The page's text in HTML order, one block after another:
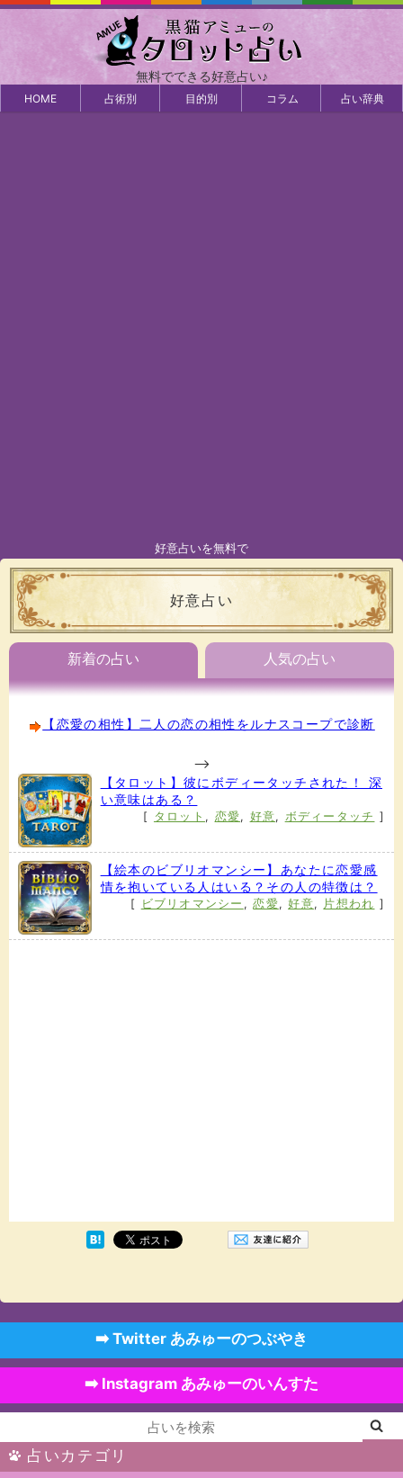
無料でできる好意占い♪
HOME 占術別 目的別 コラム 占い辞典
好意占いを無料で
好意占い
新着の占い 人気の占い
【恋愛の相性】二人の恋の相性をルナスコープで診断
-->
【タロット】彼にボディータッチされた！ 深
い意味はある？
[ タロット , 恋愛, 好意, ボディータッチ ]
【絵本のビブリオマンシー】あなたに恋愛感
情を抱いている人はいる？その人の特徴は？
[ ビブリオマンシー ,恋愛,好意, 片想われ ]
➡️ Twitter あみゅーのつぶやき
➡️ Instagram あみゅーのいんすた
占いカテゴリ